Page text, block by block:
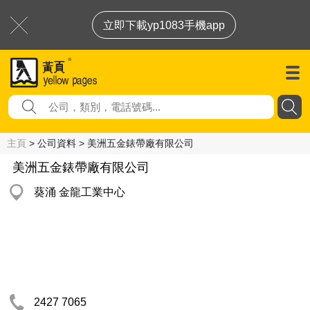
立即下載yp1083手機app
主頁 > 公司資料 > 美洲五金錶帶廠有限公司
美洲五金錶帶廠有限公司
葵涌 金龍工業中心
2427 7065